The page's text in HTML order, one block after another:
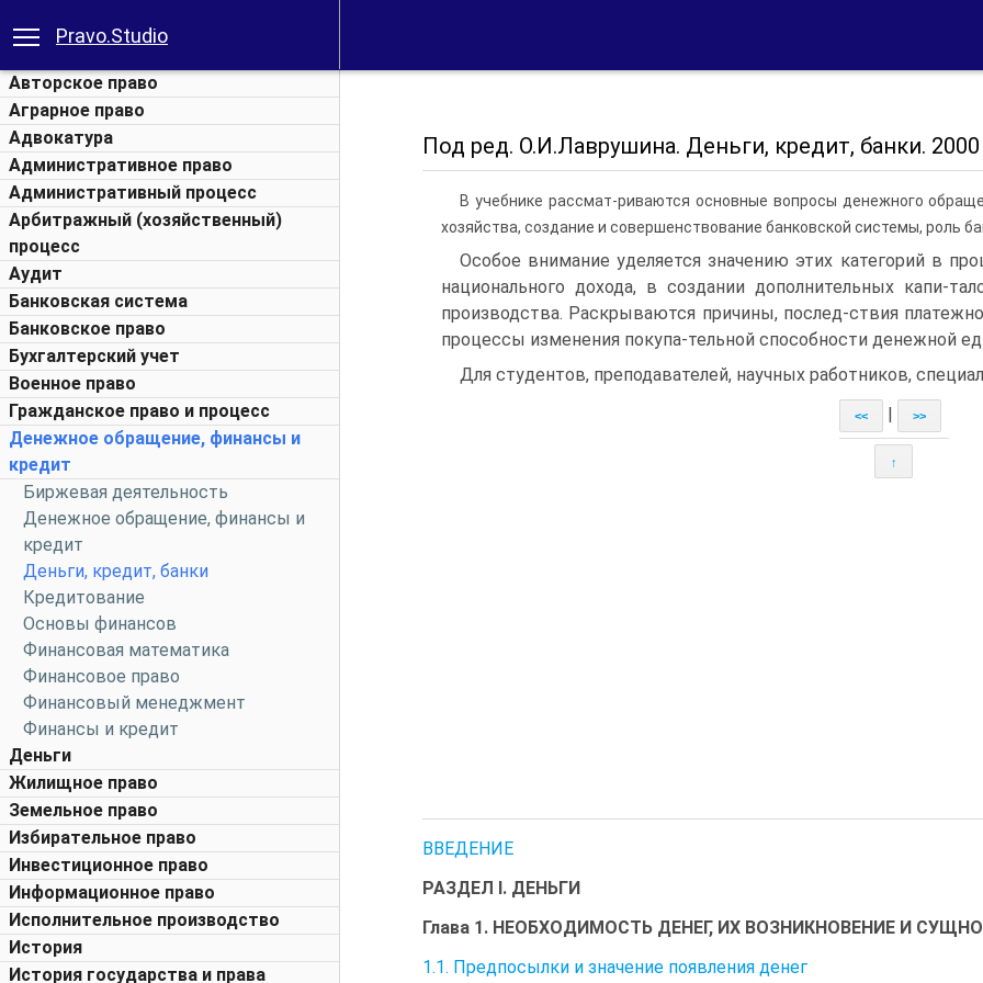
Pravo.Studio
Авторское право
Аграрное право
Адвокатура
Административное право
Административный процесс
Арбитражный (хозяйственный)
процесс
Аудит
Банковская система
Банковское право
Бухгалтерский учет
Военное право
Гражданское право и процесс
Денежное обращение, финансы и
кредит
Биржевая деятельность
Денежное обращение, финансы и
кредит
Деньги, кредит, банки
Кредитование
Основы финансов
Финансовая математика
Финансовое право
Финансовый менеджмент
Финансы и кредит
Деньги
Жилищное право
Земельное право
Избирательное право
Инвестиционное право
Информационное право
Исполнительное производство
История
История государства и права
Под ред. О.И.Лаврушина. Деньги, кредит, банки. 2000
В учебнике рассмат-риваются основные вопросы денежного
хозяйства, создание и совершенствование банковской системы, роль
Особое внимание уделяется значению этих категорий в
национального дохода, в создании дополнительных капи-
производства. Раскрываются причины, послед-ствия
процессы изменения покупа-тельной способности денежной
Для студентов, преподавателей, научных работников,
<< >>
↑
ВВЕДЕНИЕ
РАЗДЕЛ I. ДЕНЬГИ
Глава 1. НЕОБХОДИМОСТЬ ДЕНЕГ, ИХ ВОЗНИКНОВЕНИЕ И
1.1. Предпосылки и значение появления денег